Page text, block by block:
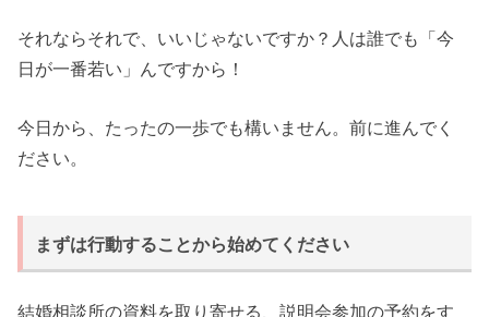
それならそれで、いいじゃないですか？人は誰でも「今
日が一番若い」んですから！
今日から、たったの一歩でも構いません。前に進んでく
ださい。
まずは行動することから始めてください
結婚相談所の資料を取り寄せる、説明会参加の予約をす